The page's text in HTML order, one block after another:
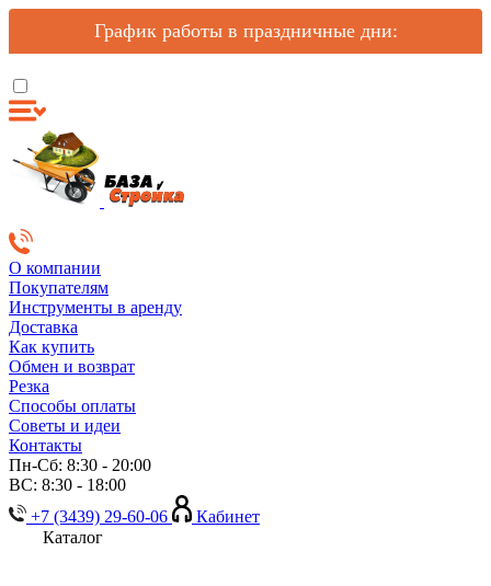
График работы в праздничные дни:
О компании
Покупателям
Инструменты в аренду
Доставка
Как купить
Обмен и возврат
Резка
Способы оплаты
Советы и идеи
Контакты
Пн-Сб: 8:30 - 20:00
ВС: 8:30 - 18:00
+7 (3439) 29-60-06
Кабинет
Каталог